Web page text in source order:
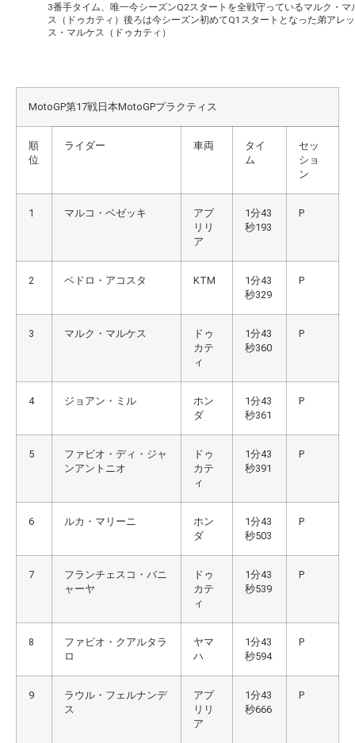
3番手タイム、唯一今シーズンQ2スタートを全戦守っているマルク・マ
ス（ドゥカティ）後ろは今シーズン初めてQ1スタートとなった弟アレ
ス・マルケス（ドゥカティ）
MotoGP第17戦日本MotoGPプラクティス
順
位
ライダー 車両
タイ
ム
セッ
ショ
ン
1 マルコ・ベゼッキ
アプ
リリ
ア
1分43
秒193
P
2 ペドロ・アコスタ KTM
1分43
秒329
P
3 マルク・マルケス
ドゥ
カテ
ィ
1分43
秒360
P
4 ジョアン・ミル
ホン
ダ
1分43
秒361
P
5
ファビオ・ディ・ジャ
ンアントニオ
ドゥ
カテ
ィ
1分43
秒391
P
6 ルカ・マリーニ
ホン
ダ
1分43
秒503
P
7
フランチェスコ・バニ
ャーヤ
ドゥ
カテ
ィ
1分43
秒539
P
8
ファビオ・クアルタラ
ロ
ヤマ
ハ
1分43
秒594
P
9
ラウル・フェルナンデ
ス
アプ
リリ
ア
1分43
秒666
P